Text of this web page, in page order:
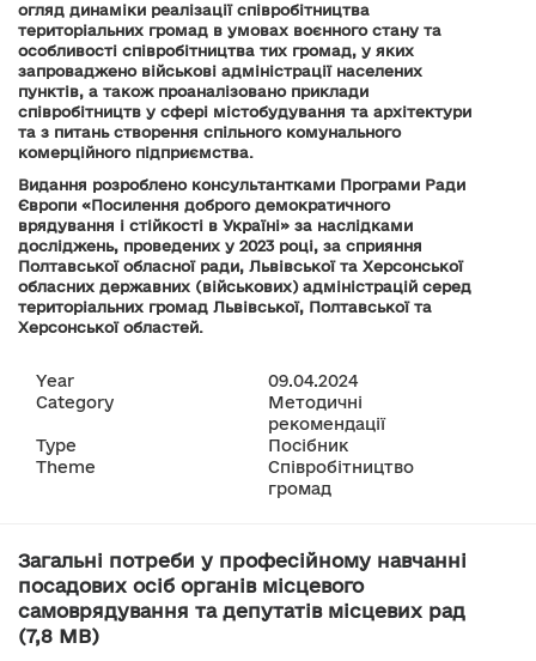
огляд динаміки реалізації співробітництва
територіальних громад в умовах воєнного стану та
особливості співробітництва тих громад, у яких
запроваджено військові адміністрації населених
пунктів, а також проаналізовано приклади
співробітництв у сфері містобудування та архітектури
та з питань створення спільного комунального
комерційного підприємства.
Видання розроблено консультантками Програми Ради
Європи «Посилення доброго демократичного
врядування і cтійкості в Україні» за наслідками
досліджень, проведених у 2023 році, за сприяння
Полтавської обласної ради, Львівської та Херсонської
обласних державних (військових) адміністрацій серед
територіальних громад Львівської, Полтавської та
Херсонської областей.
Year
09.04.2024
Category
Методичні
рекомендації
Type
Посібник
Theme
Співробітництво
громад
Загальні потреби у професійному навчанні
посадових осіб органів місцевого
самоврядування та депутатів місцевих рад
(7,8 MB)